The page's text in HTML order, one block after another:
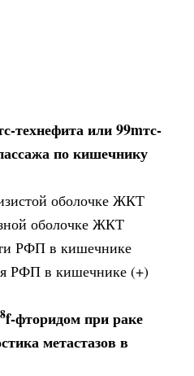
технефита или 99mтс-
по кишечнику
оболочке ЖКТ
оболочке ЖКТ
РФП в кишечнике
РФП в кишечнике (+)
f-фторидом при раке
метастазов в